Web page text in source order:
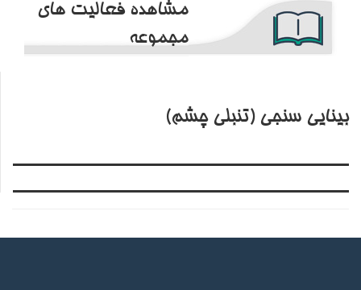
مشاهده فعالیت های
مجموعه
بینایی سنجی (تنبلی چشم)